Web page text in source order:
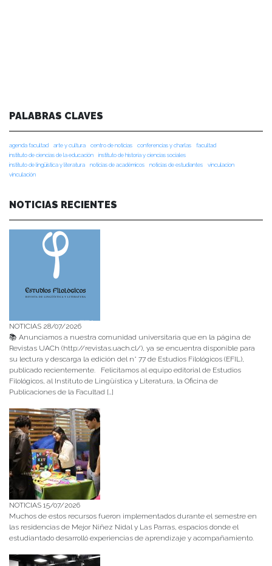
PALABRAS CLAVES
agenda facultad arte y cultura centro de noticias conferencias y charlas
facultad
instituto de ciencias de la educación
instituto de historia y ciencias sociales
instituto de lingüística y literatura
noticias de académicos noticias de estudiantes
vinculacion
vinculación
NOTICIAS RECIENTES
NOTICIAS 28/07/2026
📚 Anunciamos a nuestra comunidad universitaria que en la página de
Revistas UACh (http://revistas.uach.cl/), ya se encuentra disponible para
su lectura y descarga la edición del n° 77 de Estudios Filológicos (EFIL),
publicado recientemente. Felicitamos al equipo editorial de Estudios
Filológicos, al Instituto de Lingüística y Literatura, la Oficina de
Publicaciones de la Facultad […]
NOTICIAS 15/07/2026
Muchos de estos recursos fueron implementados durante el semestre en
las residencias de Mejor Niñez Nidal y Las Parras, espacios donde el
estudiantado desarrolló experiencias de aprendizaje y acompañamiento.